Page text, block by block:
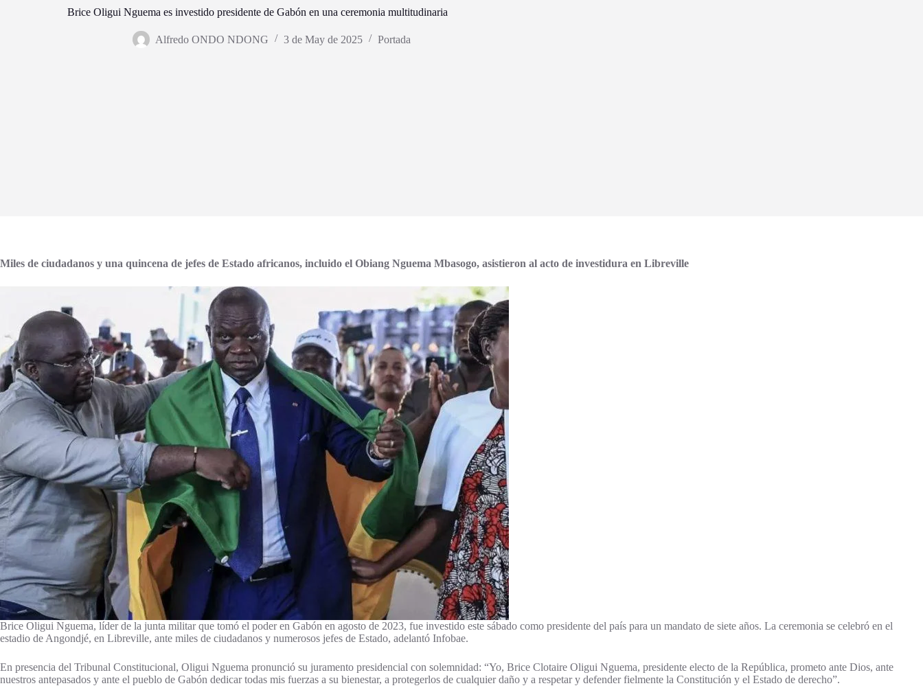
Brice Oligui Nguema es investido presidente de Gabón en una ceremonia multitudinaria
Alfredo ONDO NDONG 3 de May de 2025 Portada
Miles de ciudadanos y una quincena de jefes de Estado africanos, incluido el Obiang Nguema Mbasogo, asistieron al acto de investidura en Libreville
Brice Oligui Nguema, líder de la junta militar que tomó el poder en Gabón en agosto de 2023, fue investido este sábado como presidente del país para un mandato de siete años. La ceremonia se celebró en el
estadio de Angondjé, en Libreville, ante miles de ciudadanos y numerosos jefes de Estado, adelantó Infobae.
En presencia del Tribunal Constitucional, Oligui Nguema pronunció su juramento presidencial con solemnidad: “Yo, Brice Clotaire Oligui Nguema, presidente electo de la República, prometo ante Dios, ante
nuestros antepasados y ante el pueblo de Gabón dedicar todas mis fuerzas a su bienestar, a protegerlos de cualquier daño y a respetar y defender fielmente la Constitución y el Estado de derecho”.